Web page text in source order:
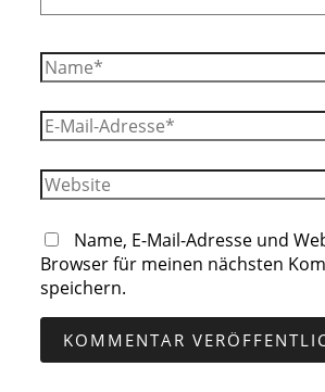
Name*
E-
Mail-
Adresse*
Website
Name, E-Mail-Adresse und
Browser für meinen nächsten
speichern.